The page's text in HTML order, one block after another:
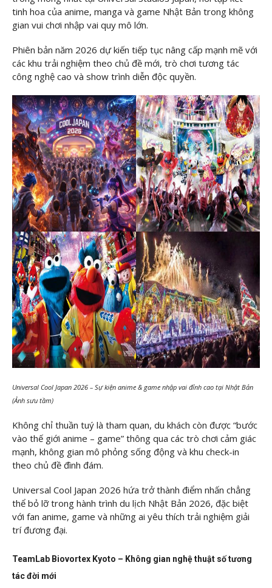
tinh hoa của anime, manga và game Nhật Bản trong không
gian vui chơi nhập vai quy mô lớn.
Phiên bản năm 2026 dự kiến tiếp tục nâng cấp mạnh mẽ với
các khu trải nghiệm theo chủ đề mới, trò chơi tương tác
công nghệ cao và show trình diễn độc quyền.
Universal Cool Japan 2026 – Sự kiện anime & game nhập vai đỉnh cao tại Nhật Bản
(Ảnh sưu tầm)
Không chỉ thuần tuý là tham quan, du khách còn được “bước
vào thế giới anime – game” thông qua các trò chơi cảm giác
mạnh, không gian mô phỏng sống động và khu check-in
theo chủ đề đình đám.
Universal Cool Japan 2026 hứa trở thành điểm nhấn chẳng
thể bỏ lỡ trong hành trình du lịch Nhật Bản 2026, đặc biệt
với fan anime, game và những ai yêu thích trải nghiệm giải
trí đương đại.
TeamLab Biovortex Kyoto – Không gian nghệ thuật số tương
tác đời mới